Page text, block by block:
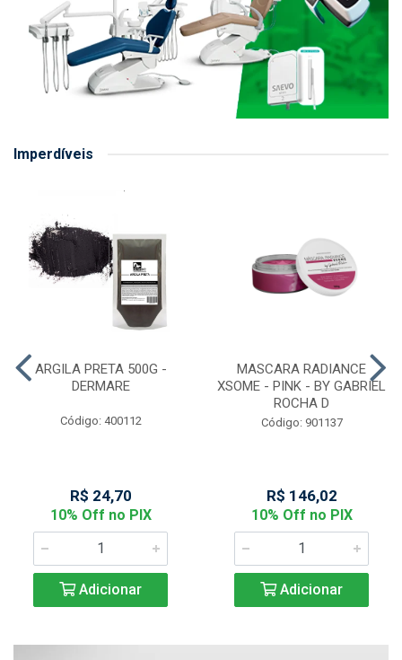
Imperdíveis
ARGILA PRETA 500G -
DERMARE
Código: 400112
R$ 24,70
10% Off no PIX
Adicionar
MASCARA RADIANCE
XSOME - PINK - BY GABRIEL
ROCHA D
Código: 901137
R$ 146,02
10% Off no PIX
Adicionar